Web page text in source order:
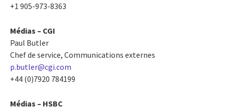
+1 905-973-8363
Médias – CGI
Paul Butler
Chef de service, Communications externes
p.butler@cgi.com
+44 (0)7920 784199
Médias – HSBC